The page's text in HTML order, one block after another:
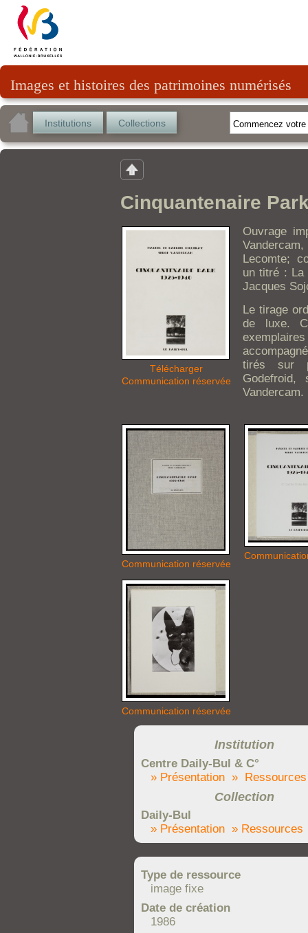
Images et histoires des patrimoines numérisés
Institutions Collections
Cinquantenaire
Télécharger
Communication réservée
Ouvrage
Lecomte;
un titré : La
Jacques
Le tirage
de luxe.
tirés sur
Godefroid,
Vandercam.
Communication réservée
Communication réservée
Institution
Centre Daily-Bul & C°
» Présentation » Ressources
Collection
Daily-Bul
» Présentation » Ressources
Type de ressource
image fixe
Date de création
1986